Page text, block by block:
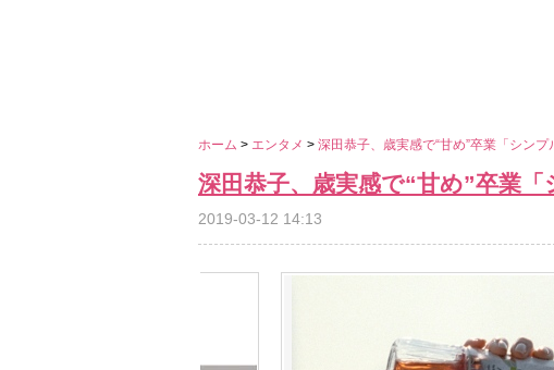
ホーム > エンタメ > 深田恭子、歳実感で“甘め”卒業「シンプ
深田恭子、歳実感で“甘め”卒業
2019-03-12 14:13